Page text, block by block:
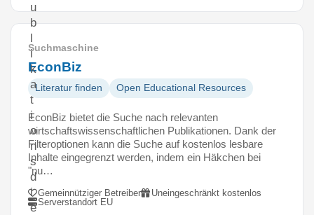
u
b
l
i
k
a
t
i
o
n
s
d
i
e
Suchmaschine
EconBiz
Literatur finden Open Educational Resources
EconBiz bietet die Suche nach relevanten
wirtschaftswissenschaftlichen Publikationen. Dank der
Filteroptionen kann die Suche auf kostenlos lesbare
Inhalte eingegrenzt werden, indem ein Häkchen bei
"nu…
Gemeinnütziger Betreiber
Uneingeschränkt kostenlos
Serverstandort EU